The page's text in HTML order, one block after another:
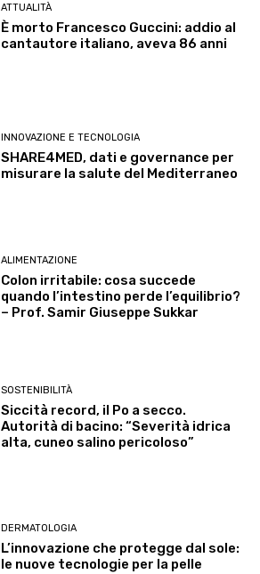
ATTUALITÀ
È morto Francesco Guccini: addio al
cantautore italiano, aveva 86 anni
INNOVAZIONE E TECNOLOGIA
SHARE4MED, dati e governance per
misurare la salute del Mediterraneo
ALIMENTAZIONE
Colon irritabile: cosa succede
quando l’intestino perde l’equilibrio?
– Prof. Samir Giuseppe Sukkar
SOSTENIBILITÀ
Siccità record, il Po a secco.
Autorità di bacino: “Severità idrica
alta, cuneo salino pericoloso”
DERMATOLOGIA
L’innovazione che protegge dal sole:
le nuove tecnologie per la pelle